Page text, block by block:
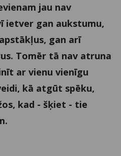
jau nav
ietver gan aukstumu,
gan arī
Tomēr tā nav atruna
ar vienu vienīgu
kā atgūt spēku,
kad - šķiet - tie